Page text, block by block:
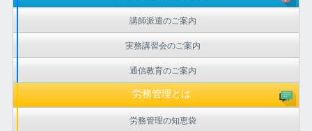
講師派遣のご案内
実務講習会のご案内
通信教育のご案内
労務管理とは
労務管理の知恵袋